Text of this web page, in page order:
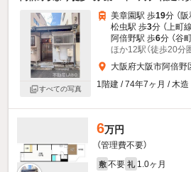
すべての写真
美章園駅 歩19分 （阪
松虫駅 歩3分 （上町線
阿倍野駅 歩6分 （谷
ほか12駅（徒歩20分
大阪府大阪市阿倍野
1階建 / 74年7ヶ月 / 木造
6万円
（管理費不要）
敷 不要 礼 1.0ヶ月